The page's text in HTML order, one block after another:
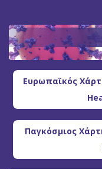
Ευρωπαϊκός
Παγκόσμιος